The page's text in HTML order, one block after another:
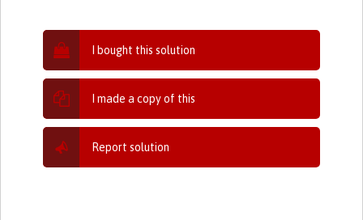
I bought this solution
I made a copy of this
Report solution